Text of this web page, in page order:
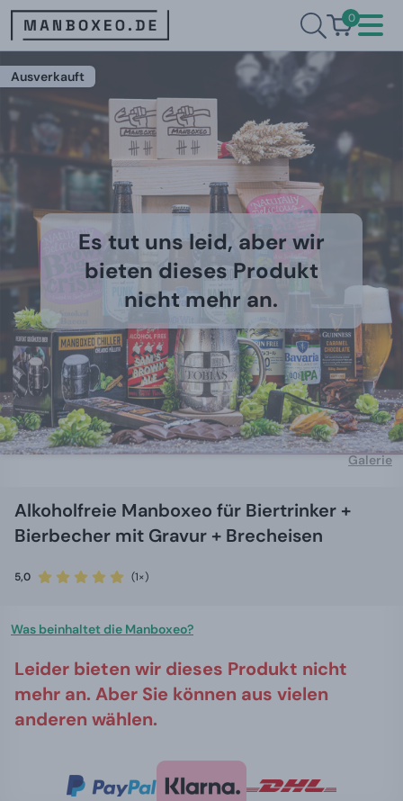
0
Ausverkauft
Es tut uns leid, aber wir
bieten dieses Produkt
nicht mehr an.
Galerie
Alkoholfreie Manboxeo für Biertrinker +
Bierbecher mit Gravur + Brecheisen
5,0 (1×)
Was beinhaltet die Manboxeo?
Leider bieten wir dieses Produkt nicht
mehr an. Aber Sie können aus vielen
anderen wählen.